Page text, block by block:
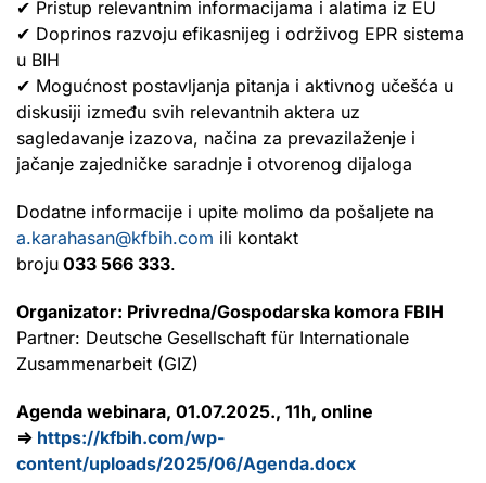
✔ Pristup relevantnim informacijama i alatima iz EU
✔ Doprinos razvoju efikasnijeg i održivog EPR sistema
u BIH
✔ Mogućnost postavljanja pitanja i aktivnog učešća u
diskusiji između svih relevantnih aktera uz
sagledavanje izazova, načina za prevazilaženje i
jačanje zajedničke saradnje i otvorenog dijaloga
Dodatne informacije i upite molimo da pošaljete na
a.karahasan@kfbih.com ili kontakt
broju 033 566 333.
Organizator: Privredna/Gospodarska komora FBIH
Partner: Deutsche Gesellschaft für Internationale
Zusammenarbeit (GIZ)
Agenda webinara, 01.07.2025., 11h, online
⇒ https://kfbih.com/wp-
content/uploads/2025/06/Agenda.docx